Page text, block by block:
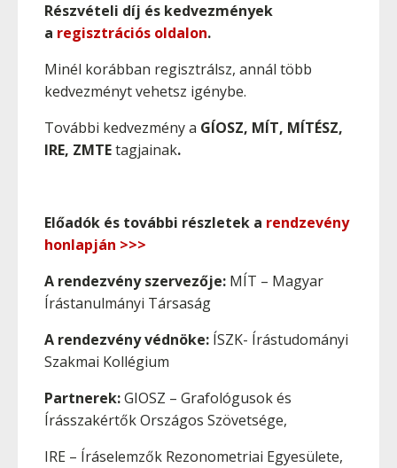
Részvételi díj és kedvezmények
a regisztrációs oldalon.
Minél korábban regisztrálsz, annál több
kedvezményt vehetsz igénybe.
További kedvezmény a GÍOSZ, MÍT, MÍTÉSZ,
IRE, ZMTEtagjainak.
Előadók és további részletek a rendzevény
honlapján >>>
A rendezvény szervezője: MÍT – Magyar
Írástanulmányi Társaság
A rendezvény védnöke: ÍSZK- Írástudományi
Szakmai Kollégium
Partnerek:GIOSZ – Grafológusok és
Írásszakértők Országos Szövetsége,
IRE – Íráselemzők Rezonometriai Egyesülete,